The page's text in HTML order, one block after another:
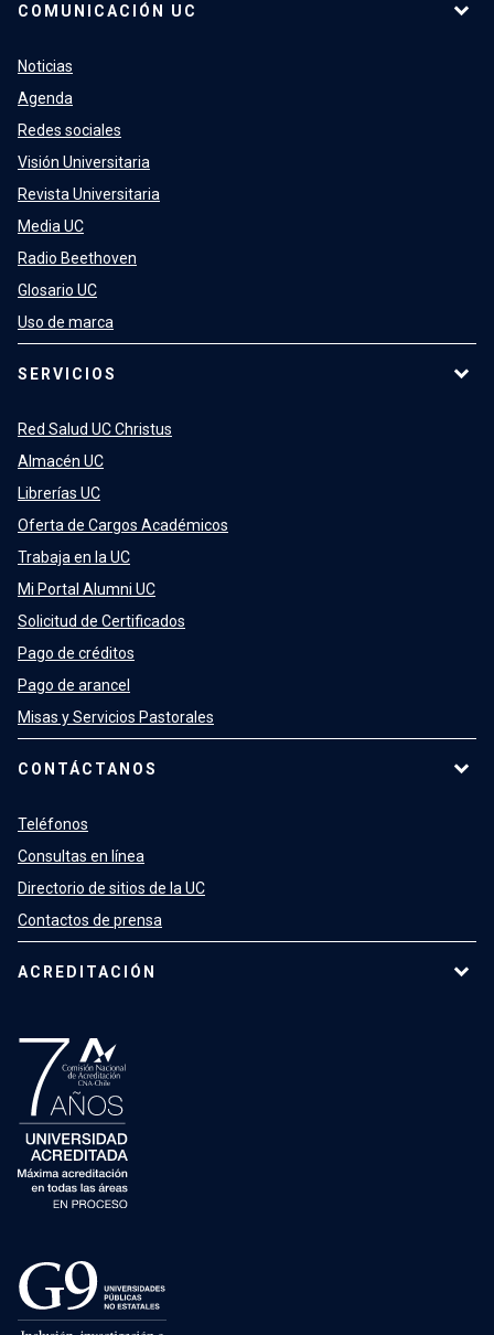
COMUNICACIÓN UC
Noticias
Agenda
Redes sociales
Visión Universitaria
Revista Universitaria
Media UC
Radio Beethoven
Glosario UC
Uso de marca
SERVICIOS
Red Salud UC Christus
Almacén UC
Librerías UC
Oferta de Cargos Académicos
Trabaja en la UC
Mi Portal Alumni UC
Solicitud de Certificados
Pago de créditos
Pago de arancel
Misas y Servicios Pastorales
CONTÁCTANOS
Teléfonos
Consultas en línea
Directorio de sitios de la UC
Contactos de prensa
ACREDITACIÓN